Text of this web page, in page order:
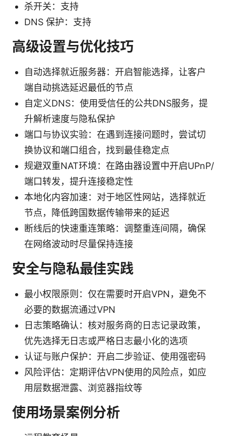
杀开关：支持
DNS 保护：支持
高级设置与优化技巧
自动选择就近服务器：开启智能选择，让客户
端自动挑选延迟最低的节点
自定义DNS：使用受信任的公共DNS服务，提
升解析速度与隐私保护
端口与协议实验：在遇到连接问题时，尝试切
换协议和端口组合，找到最佳稳定点
规避双重NAT环境：在路由器设置中开启UPnP/
端口转发，提升连接稳定性
本地化内容加速：对于地区性网站，选择就近
节点，降低跨国数据传输带来的延迟
断线后的快速重连策略：调整重连间隔，确保
在网络波动时尽量保持连接
安全与隐私最佳实践
最小权限原则：仅在需要时开启VPN，避免不
必要的数据流通过VPN
日志策略确认：核对服务商的日志记录政策，
优先选择无日志或严格日志最小化的选项
认证与账户保护：开启二步验证、使用强密码
风险评估：定期评估VPN使用的风险点，如应
用层数据泄露、浏览器指纹等
使用场景案例分析